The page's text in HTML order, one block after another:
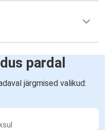
pardal
järgmised valikud: